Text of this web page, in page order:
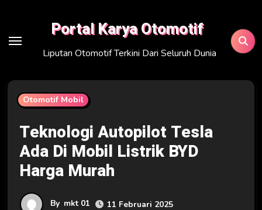
content
Portal Karya Otomotif
Liputan Otomotif Terkini Dari Seluruh Dunia
Otomotif Mobil
Teknologi Autopilot Tesla
Ada Di Mobil Listrik BYD
Harga Murah
By mkt 01
11 Februari 2025